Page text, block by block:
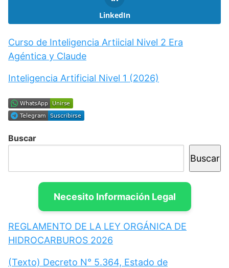
LinkedIn
Curso de Inteligencia Artiicial Nivel 2 Era
Agéntica y Claude
Inteligencia Artificial Nivel 1 (2026)
Buscar
Buscar
Necesito Información Legal
REGLAMENTO DE LA LEY ORGÁNICA DE
HIDROCARBUROS 2026
(Texto) Decreto N° 5.364, Estado de